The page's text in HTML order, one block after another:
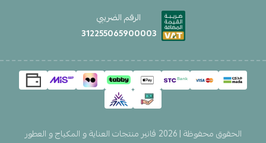
الرقم الضريبي
312255065900003
الحقوق محفوظة | 2026 ڤانير منتجات العناية و المكياج و العطور